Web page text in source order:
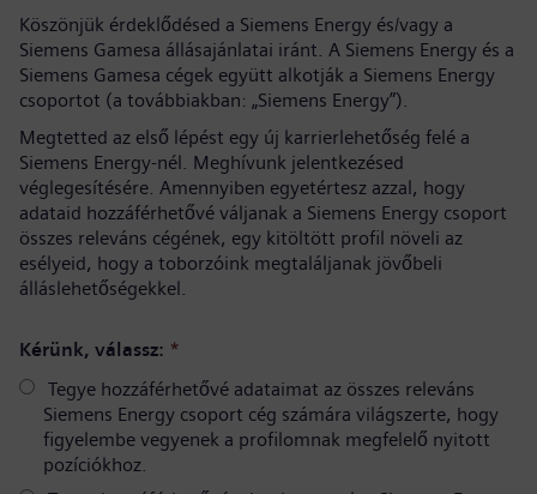
Köszönjük érdeklődésed a Siemens Energy és/vagy a
Siemens Gamesa állásajánlatai iránt. A Siemens Energy és a
Siemens Gamesa cégek együtt alkotják a Siemens Energy
csoportot (a továbbiakban: „Siemens Energy”).
Megtetted az első lépést egy új karrierlehetőség felé a
Siemens Energy-nél. Meghívunk jelentkezésed
véglegesítésére. Amennyiben egyetértesz azzal, hogy
adataid hozzáférhetővé váljanak a Siemens Energy csoport
összes releváns cégének, egy kitöltött profil növeli az
esélyeid, hogy a toborzóink megtaláljanak jövőbeli
álláslehetőségekkel.
Kérünk, válassz: *
Tegye hozzáférhetővé adataimat az összes releváns
Siemens Energy csoport cég számára világszerte, hogy
figyelembe vegyenek a profilomnak megfelelő nyitott
pozíciókhoz.